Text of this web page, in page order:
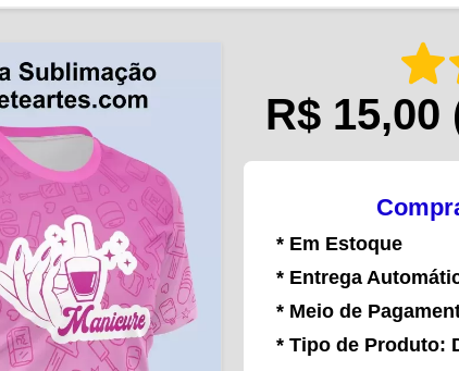
R$ 15,00
* Em Estoque
* Entrega
* Meio de
* Tipo de Produto: